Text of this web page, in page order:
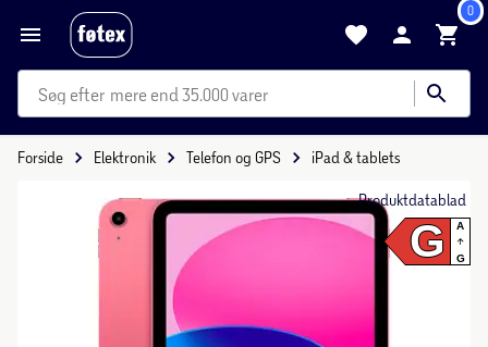
0
mere end 35.000 varer
Forside Elektronik Telefon og GPS iPad & tablets
Produktdatablad
G A
G